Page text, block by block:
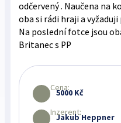
odčervený . Naučena na
oba si rádi hraji a
Na poslední fotce jsou
Britanec s PP
Cena:
5000 Kč
Inzerent:
Jakub Heppner